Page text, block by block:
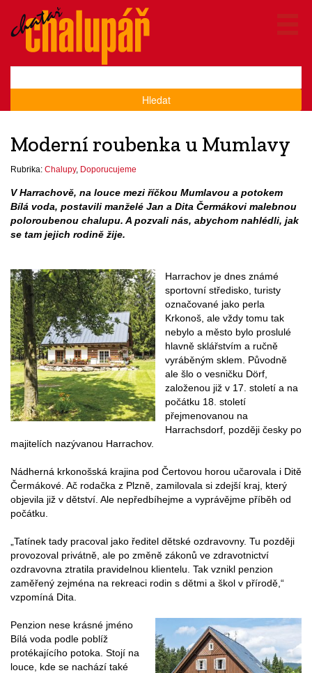
Hledat
Moderní roubenka u Mumlavy
Rubrika: Chalupy, Doporucujeme
V Harrachově, na louce mezi říčkou Mumlavou a potokem
Bílá voda, postavili manželé Jan a Dita Čermákovi malebnou
poloroubenou chalupu. A pozvali nás, abychom nahlédli, jak
se tam jejich rodině žije.
Harrachov je dnes známé
sportovní středisko, turisty
označované jako perla
Krkonoš, ale vždy tomu tak
nebylo a město bylo proslulé
hlavně sklářstvím a ručně
vyráběným sklem. Původně
ale šlo o vesničku Dörf,
založenou již v 17. století a na
počátku 18. století
přejmenovanou na
Harrachsdorf, později česky po
majitelích nazývanou Harrachov.
Nádherná krkonošská krajina pod Čertovou horou učarovala i Ditě
Čermákové. Ač rodačka z Plzně, zamilovala si zdejší kraj, který
objevila již v dětství. Ale nepředbíhejme a vyprávějme příběh od
počátku.
„Tatínek tady pracoval jako ředitel dětské ozdravovny. Tu později
provozoval privátně, ale po změně zákonů ve zdravotnictví
ozdravovna ztratila pravidelnou klientelu. Tak vznikl penzion
zaměřený zejména na rekreaci rodin s dětmi a škol v přírodě,“
vzpomíná Dita.
Penzion nese krásné jméno
Bílá voda podle poblíž
protékajícího potoka. Stojí na
louce, kde se nachází také